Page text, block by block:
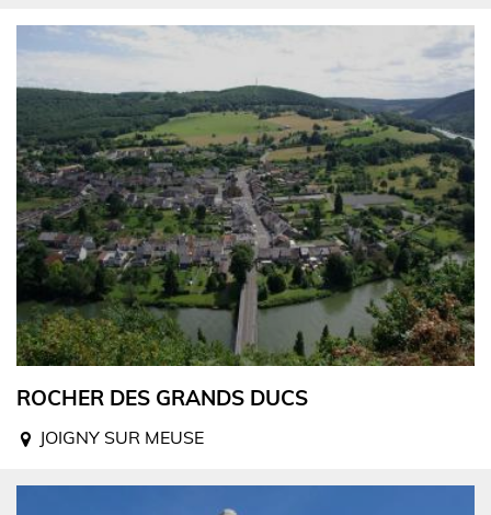
ROCHER DES GRANDS DUCS
JOIGNY SUR MEUSE